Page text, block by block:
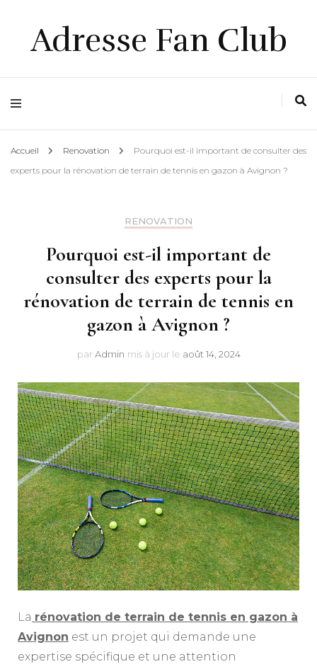
Adresse Fan Club
Accueil Renovation
Pourquoi est-il important de consulter des
experts pour la rénovation de terrain de tennis en gazon à Avignon ?
RENOVATION
Pourquoi est-il important de
consulter des experts pour la
rénovation de terrain de tennis en
gazon à Avignon ?
par Admin mis à jour le août 14, 2024
La rénovation de terrain de tennis en gazon à
Avignon est un projet qui demande une
expertise spécifique et une attention